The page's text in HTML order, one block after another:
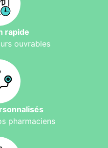
rapide
ouvrables
pharmaciens